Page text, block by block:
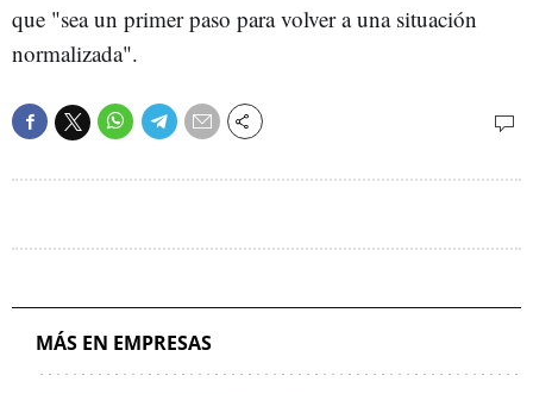
que "sea un primer paso para volver a una situación
normalizada".
MÁS EN EMPRESAS